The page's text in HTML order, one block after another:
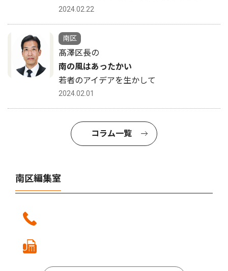
2024.02.22
南区
髙澤区長の
南の風はあったかい
若者のアイデアを生かして
2024.02.01
コラム一覧
南区編集室